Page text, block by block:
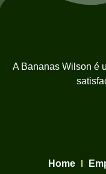
A Bananas Wilson é
Home